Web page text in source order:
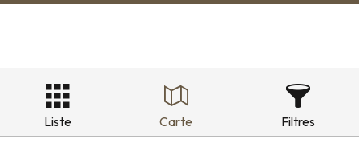
Liste Carte Filtres